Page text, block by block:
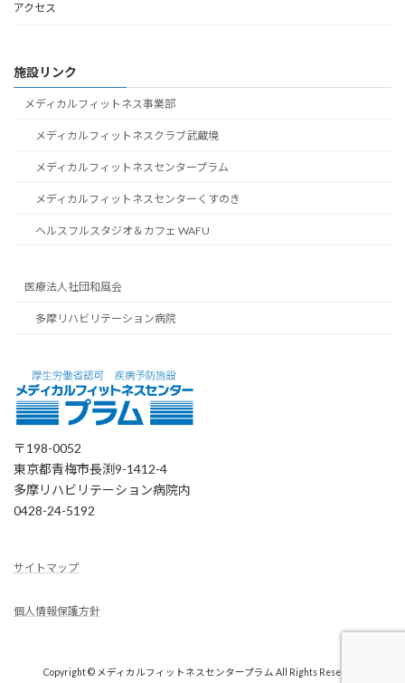
アクセス
施設リンク
メディカルフィットネス事業部
メディカルフィットネスクラブ武蔵境
メディカルフィットネスセンタープラム
メディカルフィットネスセンターくすのき
ヘルスフルスタジオ＆カフェ WAFU
医療法人社団和風会
多摩リハビリテーション病院
〒198-0052
東京都青梅市長渕9-1412-4
多摩リハビリテーション病院内
0428-24-5192
サイトマップ
個人情報保護方針
Copyright © メディカルフィットネスセンタープラム All Rights Reserved.